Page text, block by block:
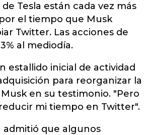
Tesla están cada vez más
el tiempo que Musk
Twitter. Las acciones de
al mediodía.
estallido inicial de actividad
para reorganizar la
en su testimonio. "Pero
mi tiempo en Twitter".
admitió que algunos